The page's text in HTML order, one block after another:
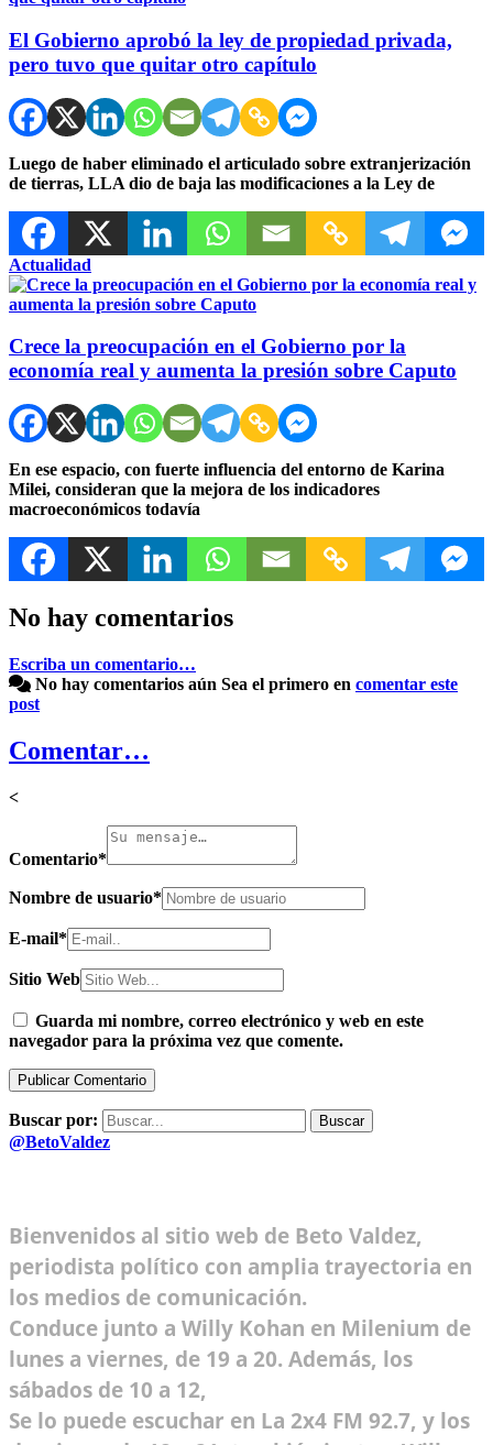
El Gobierno aprobó la ley de propiedad privada,
pero tuvo que quitar otro capítulo
Luego de haber eliminado el articulado sobre extranjerización
de tierras, LLA dio de baja las modificaciones a la Ley de
Actualidad
Crece la preocupación en el Gobierno por la
economía real y aumenta la presión sobre Caputo
En ese espacio, con fuerte influencia del entorno de Karina
Milei, consideran que la mejora de los indicadores
macroeconómicos todavía
No hay comentarios
Escriba un comentario…
No hay comentarios aún Sea el primero en comentar este
post
Comentar…
<
Comentario*
Nombre de usuario*
E-mail*
Sitio Web
Guarda mi nombre, correo electrónico y web en este
navegador para la próxima vez que comente.
Buscar por:
@BetoValdez
Bienvenidos al sitio web de Beto Valdez,
periodista político con amplia trayectoria en
los medios de comunicación.
Conduce junto a Willy Kohan en Milenium de
lunes a viernes, de 19 a 20. Además, los
sábados de 10 a 12,
Se lo puede escuchar en La 2x4 FM 92.7, y los